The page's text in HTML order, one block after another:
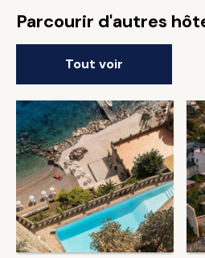
Parcourir d'autres
Tout voir